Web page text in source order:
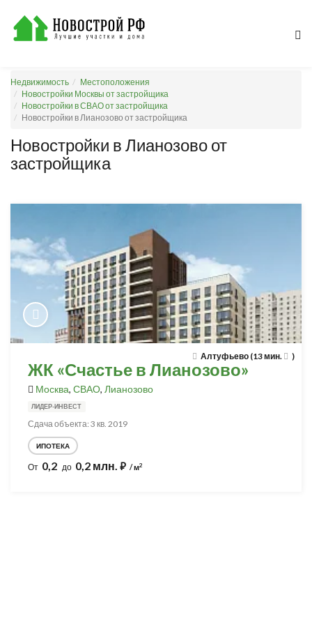
Недвижимость
Местоположения
Новостройки Москвы от застройщика
Новостройки в СВАО от застройщика
Новостройки в Лианозово от застройщика
Новостройки в Лианозово от
застройщика
Алтуфьево (13 мин. )
ЖК «Счастье в Лианозово»
Москва, СВАО, Лианозово
ЛИДЕР-ИНВЕСТ
Сдача объекта: 3 кв. 2019
ИПОТЕКА
От 0,2 до 0,2 млн. ⃏ / м2